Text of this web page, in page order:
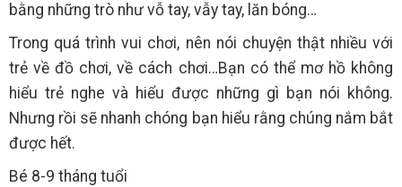
bằng những trò như vỗ tay, vẫy tay, lăn bóng…
Trong quá trình vui chơi, nên nói chuyện thật nhiều với
trẻ về đồ chơi, về cách chơi…Bạn có thể mơ hồ không
hiểu trẻ nghe và hiểu được những gì bạn nói không.
Nhưng rồi sẽ nhanh chóng bạn hiểu rằng chúng nắm bắt
được hết.
Bé 8-9 tháng tuổi